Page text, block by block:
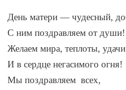
День матери — чудесный,
С ним поздравляем от души!
Желаем мира, теплоты,
И в сердце негасимого огня!
Мы поздравляем всех,